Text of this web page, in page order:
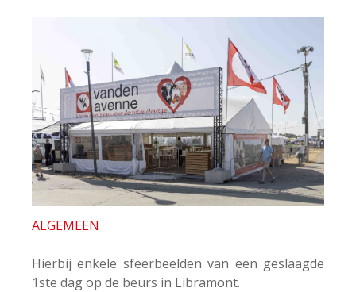
ALGEMEEN
Hierbij enkele sfeerbeelden van een geslaagde
1ste dag op de beurs in Libramont.